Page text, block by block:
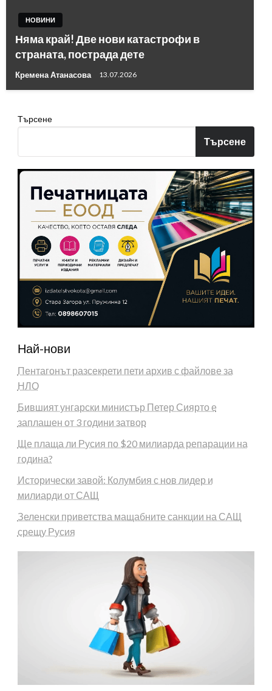
НОВИНИ
Няма край! Две нови катастрофи в
страната, пострада дете
Кремена Атанасова 13.07.2026
Търсене
Търсене
Най-нови
Пентагонът разсекрети пети архив с файлове за
НЛО
Бившият унгарски министър Петер Сиярто е
заплашен от 3 години затвор
Ще плаща ли Русия по $20 милиарда репарации на
година?
Исторически завой: Колумбия с нов лидер и
милиарди от САЩ
Зеленски приветства мащабните санкции на САЩ
срещу Русия